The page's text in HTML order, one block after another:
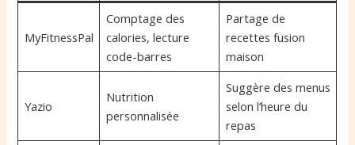
MyFitnessPal
Comptage des
calories, lecture
code-barres
Partage de
recettes fusion
maison
Yazio
Nutrition
personnalisée
Suggère des menus
selon l’heure du
repas